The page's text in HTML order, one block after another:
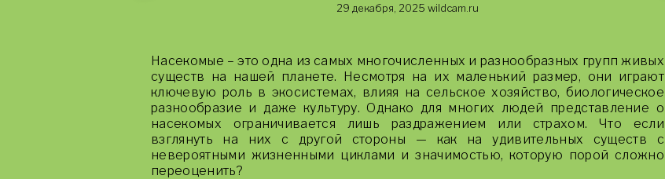
29 декабря, 2025 wildcam.ru
Насекомые – это одна из самых многочисленных и разнообразных групп живых
существ на нашей планете. Несмотря на их маленький размер, они играют
ключевую роль в экосистемах, влияя на сельское хозяйство, биологическое
разнообразие и даже культуру. Однако для многих людей представление о
насекомых ограничивается лишь раздражением или страхом. Что если
взглянуть на них с другой стороны — как на удивительных существ с
невероятными жизненными циклами и значимостью, которую порой сложно
переоценить?